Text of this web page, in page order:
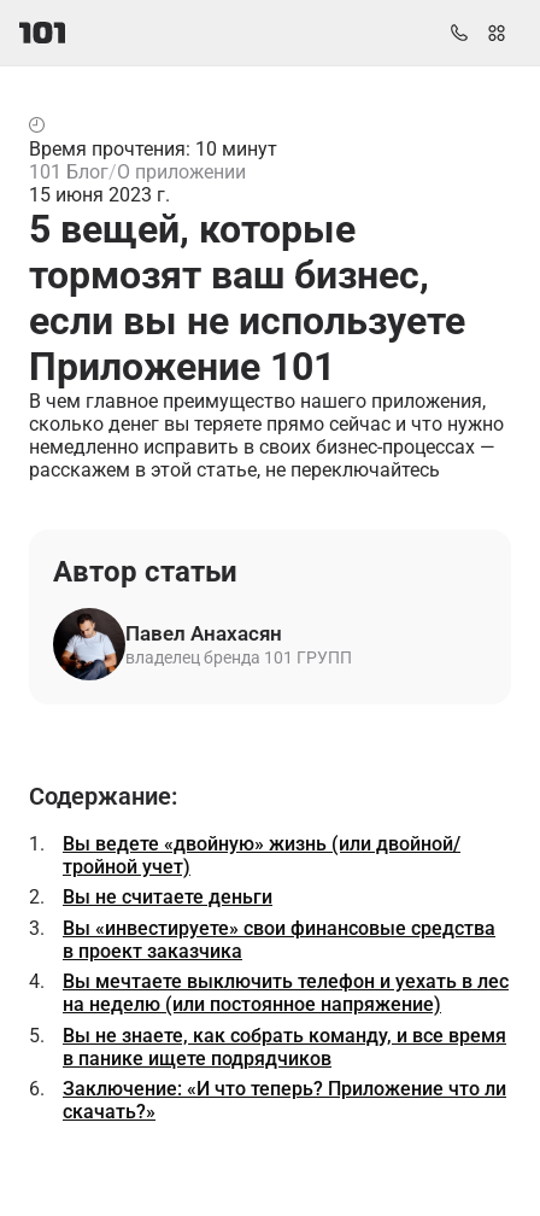
Время прочтения: 10 минут
101 Блог О приложении
15 июня 2023 г.
5 вещей, которые
тормозят ваш бизнес,
если вы не используете
Приложение 101
В чем главное преимущество нашего приложения,
сколько денег вы теряете прямо сейчас и что нужно
немедленно исправить в своих бизнес-процессах —
расскажем в этой статье, не переключайтесь
Автор статьи
Павел Анахасян
владелец бренда 101 ГРУПП
Содержание:
Вы ведете «двойную» жизнь (или двойной/
тройной учет)
Вы не считаете деньги
Вы «инвестируете» свои финансовые средства
в проект заказчика
Вы мечтаете выключить телефон и уехать в лес
на неделю (или постоянное напряжение)
Вы не знаете, как собрать команду, и все время
в панике ищете подрядчиков
Заключение: «И что теперь? Приложение что ли
скачать?»